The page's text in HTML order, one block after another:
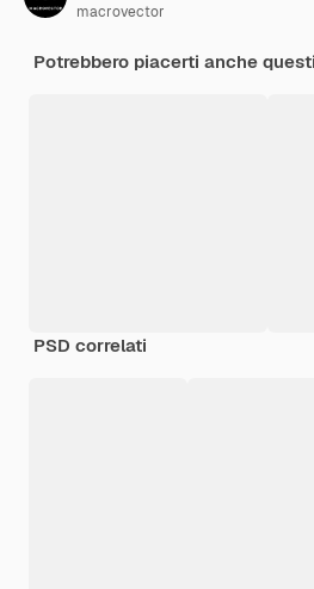
macrovector
Potrebbero piacerti anche
PSD correlati